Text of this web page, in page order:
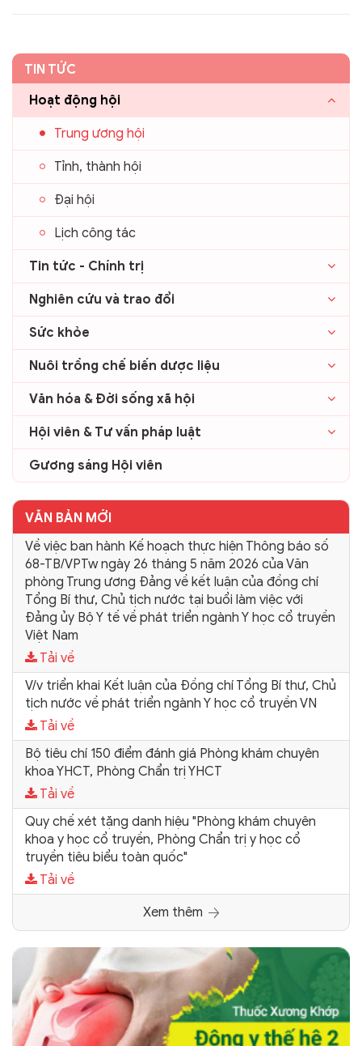
TIN TỨC
Hoạt động hội
Trung ương hội
Tỉnh, thành hội
Đại hội
Lịch công tác
Tin tức - Chính trị
Nghiên cứu và trao đổi
Sức khỏe
Nuôi trồng chế biến dược liệu
Văn hóa & Đời sống xã hội
Hội viên & Tư vấn pháp luật
Gương sáng Hội viên
VĂN BẢN MỚI
Về việc ban hành Kế hoạch thực hiện Thông báo số
68-TB/VPTw ngày 26 tháng 5 năm 2026 của Văn
phòng Trung ương Đảng về kết luận của đồng chí
Tổng Bí thư, Chủ tịch nước tại buổi làm việc với
Đảng ủy Bộ Y tế về phát triển ngành Y học cổ truyền
Việt Nam
Tải về
V/v triển khai Kết luận của Đồng chí Tổng Bí thư, Chủ
tịch nước về phát triển ngành Y học cổ truyền VN
Tải về
Bộ tiêu chí 150 điểm đánh giá Phòng khám chuyên
khoa YHCT, Phòng Chẩn trị YHCT
Tải về
Quy chế xét tặng danh hiệu "Phòng khám chuyên
khoa y học cổ truyền, Phòng Chẩn trị y học cổ
truyền tiêu biểu toàn quốc"
Tải về
Xem thêm